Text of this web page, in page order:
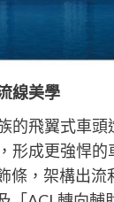
線美學
的飛翼式車
形成更強悍
條，架構出